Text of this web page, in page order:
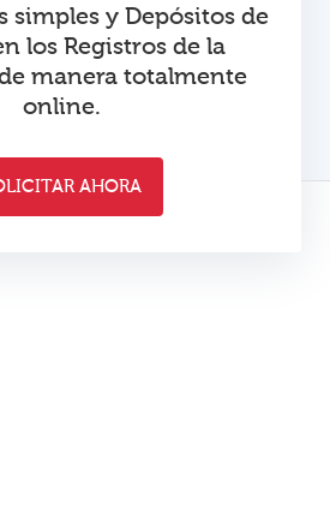
simples y Depósitos de
los Registros de la
manera totalmente
online.
AHORA